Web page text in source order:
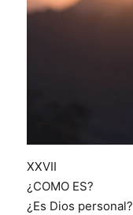
XXVII
¿COMO ES?
¿Es Dios personal?